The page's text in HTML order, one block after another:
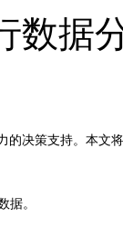
数据
的决策支持。本文
据。